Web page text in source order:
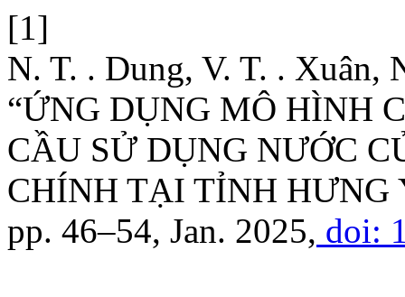
[1]
N. T. . Dung, V. T. . Xuân,
“ỨNG DỤNG MÔ HÌNH
CẦU SỬ DỤNG NƯỚC
CHÍNH TẠI TỈNH HƯNG
pp. 46–54, Jan. 2025, doi: